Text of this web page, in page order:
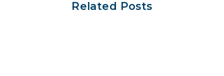
Related Posts